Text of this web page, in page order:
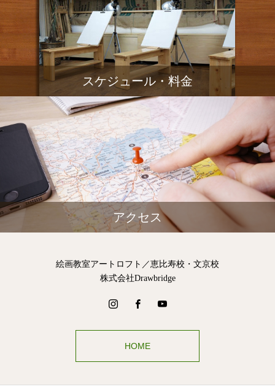
スケジュール・料金
アクセス
絵画教室アートロフト／恵比寿校・文京校
株式会社Drawbridge
HOME